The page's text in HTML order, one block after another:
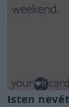
Isten